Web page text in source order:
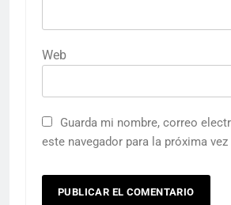
Web
Guarda mi nombre, correo
este navegador para la próxima